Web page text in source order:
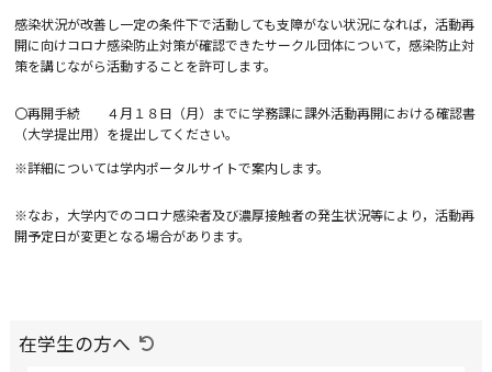
感染状況が改善し一定の条件下で活動しても支障がない状況になれば，活動再
開に向けコロナ感染防止対策が確認できたサークル団体について，感染防止対
策を講じながら活動することを許可します。
〇再開手続 ４月１８日（月）までに学務課に課外活動再開における確認書
（大学提出用）を提出してください。
※詳細については学内ポータルサイトで案内します。
※なお，大学内でのコロナ感染者及び濃厚接触者の発生状況等により，活動再
開予定日が変更となる場合があります。
在学生の方へ